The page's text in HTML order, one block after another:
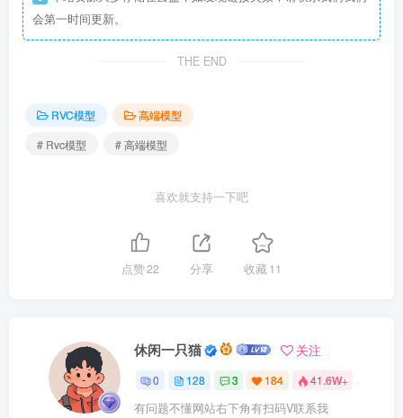
会第一时间更新。
THE END
RVC模型
高端模型
# Rvc模型
# 高端模型
喜欢就支持一下吧
点赞22 分享 收藏 11
休闲一只猫 关注
0 128 3 184 41.6W+
有问题不懂网站右下角有扫码V联系我